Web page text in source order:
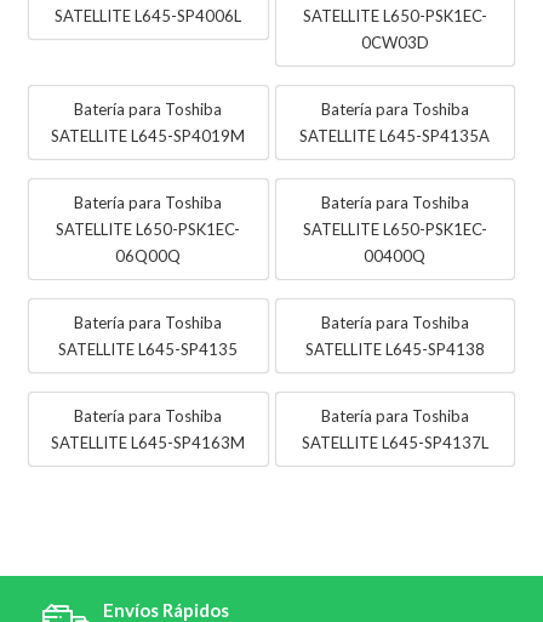
SATELLITE L645-SP4006L
SATELLITE L650-PSK1EC-
0CW03D
Batería para Toshiba
SATELLITE L645-SP4019M
Batería para Toshiba
SATELLITE L645-SP4135A
Batería para Toshiba
SATELLITE L650-PSK1EC-
06Q00Q
Batería para Toshiba
SATELLITE L650-PSK1EC-
00400Q
Batería para Toshiba
SATELLITE L645-SP4135
Batería para Toshiba
SATELLITE L645-SP4138
Batería para Toshiba
SATELLITE L645-SP4163M
Batería para Toshiba
SATELLITE L645-SP4137L
Envíos Rápidos